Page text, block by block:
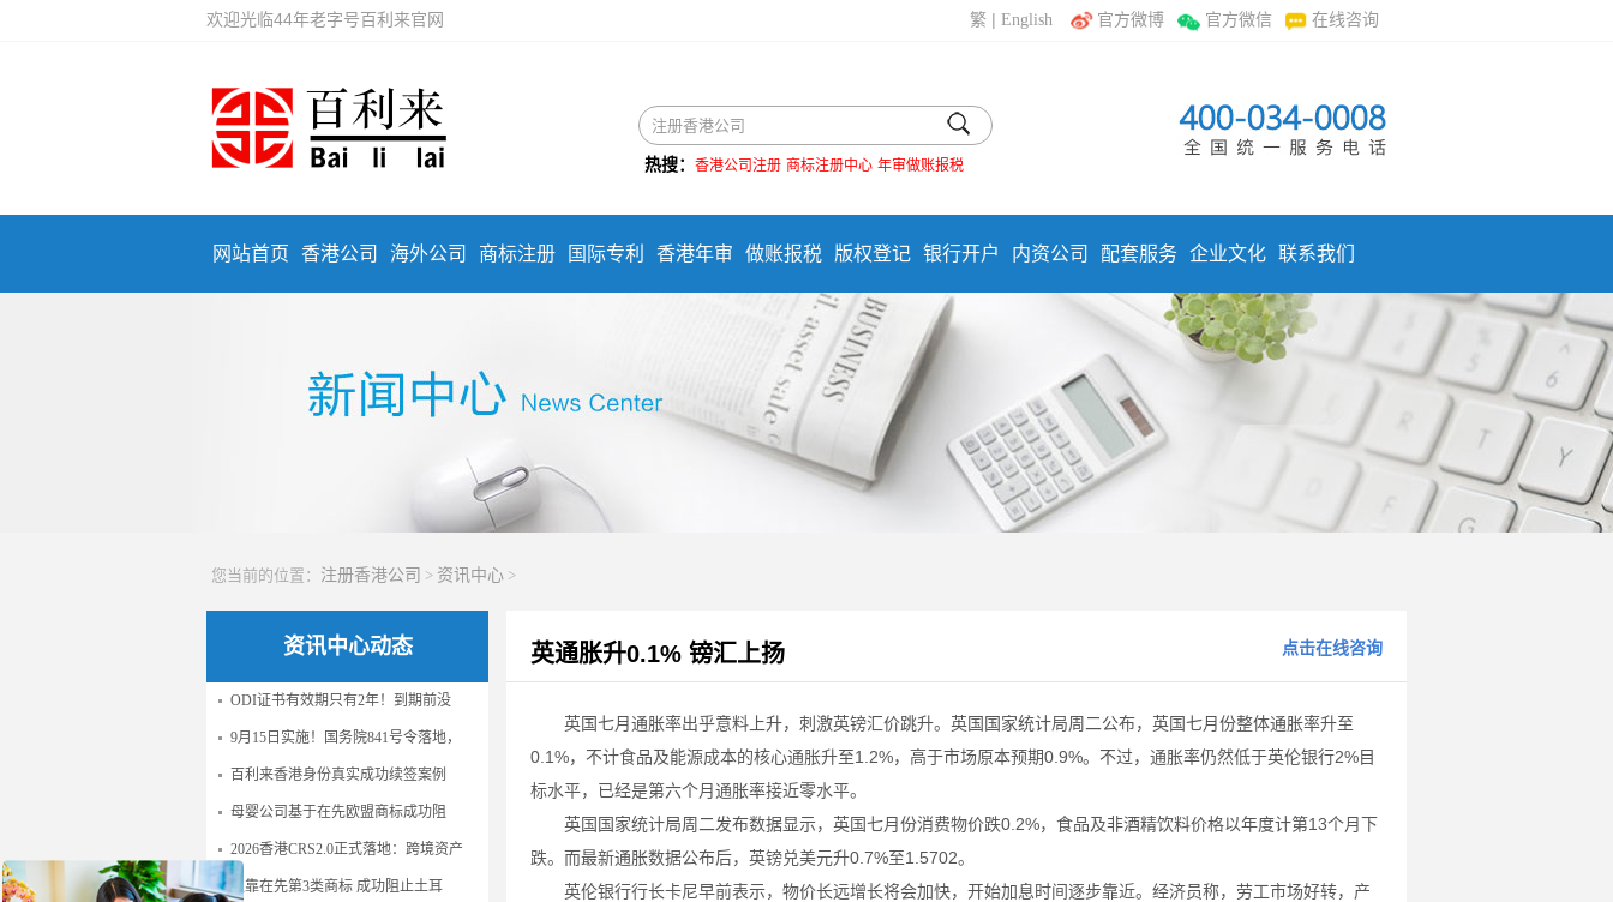
欢迎光临44年老字号百利来官网 繁 |English 官方微博 官方微信 在线咨询
热搜： 香港公司注册 商标注册中心 年审做账报税
网站首页 香港公司 海外公司 商标注册 国际专利 香港年审 做账报税 版权登记 银行开户 内资公司 配套服务 企业文化 联系我们
您当前的位置： 注册香港公司 > 资讯中心 >
资讯中心动态
ODI证书有效期只有2年！到期前没
9月15日实施！国务院841号令落地，
百利来香港身份真实成功续签案例
母婴公司基于在先欧盟商标成功阻
2026香港CRS2.0正式落地：跨境资产
仅靠在先第3类商标 成功阻止土耳
英通胀升0.1% 镑汇上扬 点击在线咨询
英国七月通胀率出乎意料上升，刺激英镑汇价跳升。英国国家统计局周二公布，英国七月份整体通胀率升至
0.1%，不计食品及能源成本的核心通胀升至1.2%，高于市场原本预期0.9%。不过，通胀率仍然低于英伦银行2%目
标水平，已经是第六个月通胀率接近零水平。
英国国家统计局周二发布数据显示，英国七月份消费物价跌0.2%，食品及非酒精饮料价格以年度计第13个月下
跌。而最新通胀数据公布后，英镑兑美元升0.7%至1.5702。
英伦银行行长卡尼早前表示，物价长远增长将会加快，开始加息时间逐步靠近。经济员称，劳工市场好转，产